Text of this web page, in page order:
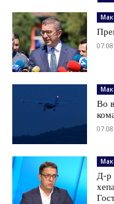
Во
Д-р